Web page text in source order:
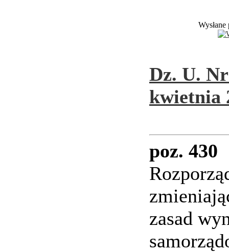
Dz. U.
kwietnia
poz. 430
zasad